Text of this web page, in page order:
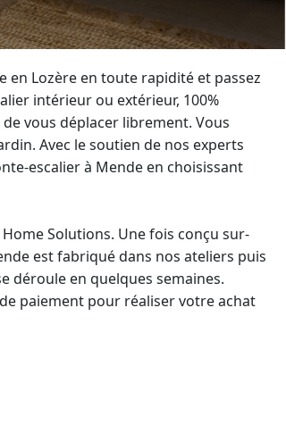
en Lozère en toute rapidité et passez
intérieur ou extérieur, 100%
vous déplacer librement. Vous
Avec le soutien de nos experts
escalierà Mende en choisissant
Solutions. Une fois conçu sur-
est fabriqué dans nos ateliers puis
déroule en quelques semaines.
paiement pour réaliser votre achat